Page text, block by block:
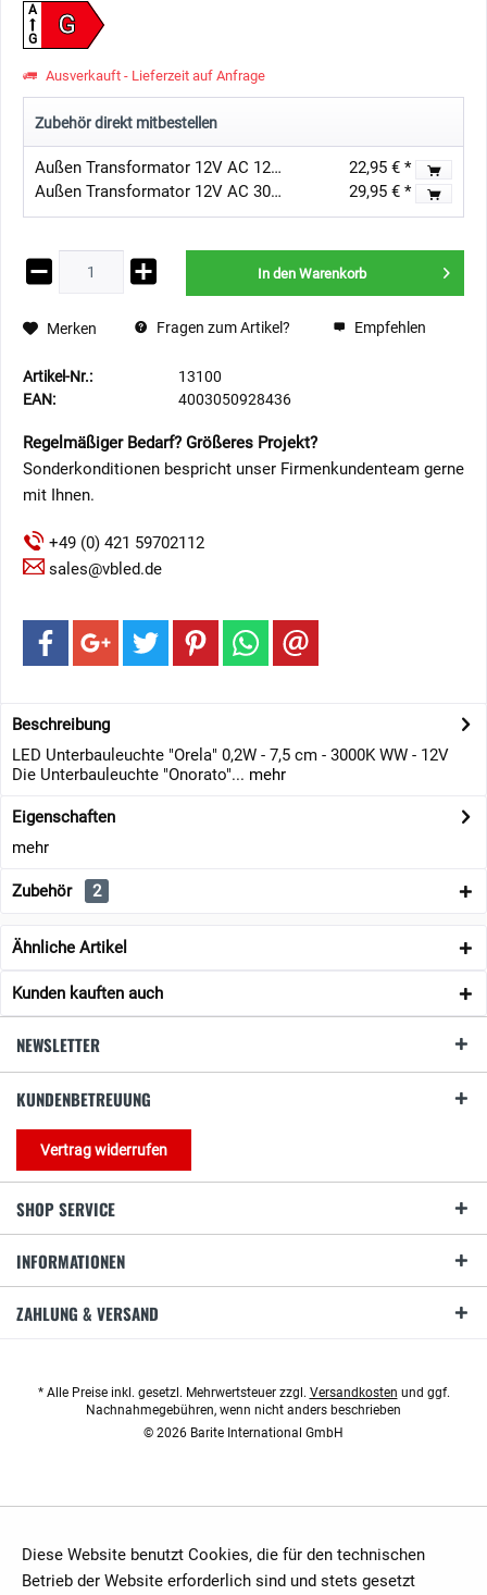
G
A
G
Ausverkauft - Lieferzeit auf Anfrage
Zubehör direkt mitbestellen
Außen Transformator 12V AC 12W IP67
22,95 € *
Außen Transformator 12V AC 30W IP67
29,95 € *
In den Warenkorb
Merken Fragen zum Artikel? Empfehlen
Artikel-Nr.:
13100
EAN:
4003050928436
Regelmäßiger Bedarf? Größeres Projekt?
Sonderkonditionen bespricht unser Firmenkundenteam gerne
mit Ihnen.
+49 (0) 421 59702112
sales@vbled.de
Beschreibung
LED Unterbauleuchte "Orela" 0,2W - 7,5 cm - 3000K WW - 12V
Die Unterbauleuchte "Onorato"... mehr
Eigenschaften
mehr
Zubehör 2
Ähnliche Artikel
Kunden kauften auch
NEWSLETTER
KUNDENBETREUUNG
Vertrag widerrufen
SHOP SERVICE
INFORMATIONEN
ZAHLUNG & VERSAND
* Alle Preise inkl. gesetzl. Mehrwertsteuer zzgl. Versandkosten und ggf.
Nachnahmegebühren, wenn nicht anders beschrieben
© 2026 Barite International GmbH
Diese Website benutzt Cookies, die für den technischen
Betrieb der Website erforderlich sind und stets gesetzt